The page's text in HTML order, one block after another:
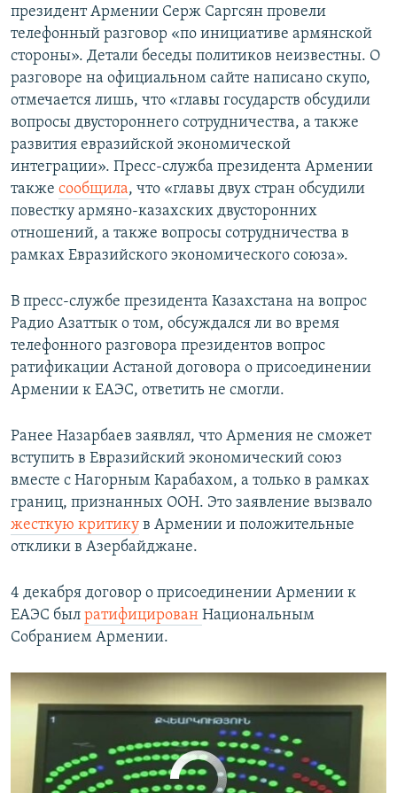
президент Армении Серж Саргсян провели
телефонный разговор «по инициативе армянской
стороны». Детали беседы политиков неизвестны. О
разговоре на официальном сайте написано скупо,
отмечается лишь, что «главы государств обсудили
вопросы двустороннего сотрудничества, а также
развития евразийской экономической
интеграции». Пресс-служба президента Армении
также сообщила, что «главы двух стран обсудили
повестку армяно-казахских двусторонних
отношений, а также вопросы сотрудничества в
рамках Евразийского экономического союза».
В пресс-службе президента Казахстана на вопрос
Радио Азаттык о том, обсуждался ли во время
телефонного разговора президентов вопрос
ратификации Астаной договора о присоединении
Армении к ЕАЭС, ответить не смогли.
Ранее Назарбаев заявлял, что Армения не сможет
вступить в Евразийский экономический союз
вместе с Нагорным Карабахом, а только в рамках
границ, признанных ООН. Это заявление вызвало
жесткую критику в Армении и положительные
отклики в Азербайджане.
4 декабря договор о присоединении Армении к
ЕАЭС был ратифицирован Национальным
Собранием Армении.
Армения ратифицировала договор о ЕАЭС
Радио Азатутюн
No media source currently available